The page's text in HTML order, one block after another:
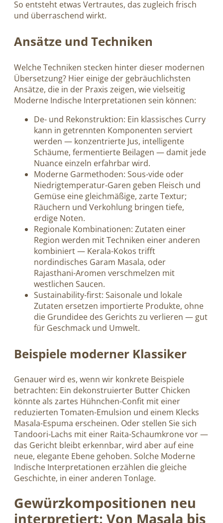
So entsteht etwas Vertrautes, das zugleich frisch
und überraschend wirkt.
Ansätze und Techniken
Welche Techniken stecken hinter dieser modernen
Übersetzung? Hier einige der gebräuchlichsten
Ansätze, die in der Praxis zeigen, wie vielseitig
Moderne Indische Interpretationen sein können:
De- und Rekonstruktion: Ein klassisches Curry
kann in getrennten Komponenten serviert
werden — konzentrierte Jus, intelligente
Schäume, fermentierte Beilagen — damit jede
Nuance einzeln erfahrbar wird.
Moderne Garmethoden: Sous-vide oder
Niedrigtemperatur-Garen geben Fleisch und
Gemüse eine gleichmäßige, zarte Textur;
Räuchern und Verkohlung bringen tiefe,
erdige Noten.
Regionale Kombinationen: Zutaten einer
Region werden mit Techniken einer anderen
kombiniert — Kerala-Kokos trifft
nordindisches Garam Masala, oder
Rajasthani-Aromen verschmelzen mit
westlichen Saucen.
Sustainability-first: Saisonale und lokale
Zutaten ersetzen importierte Produkte, ohne
die Grundidee des Gerichts zu verlieren — gut
für Geschmack und Umwelt.
Beispiele moderner Klassiker
Genauer wird es, wenn wir konkrete Beispiele
betrachten: Ein dekonstruierter Butter Chicken
könnte als zartes Hühnchen-Confit mit einer
reduzierten Tomaten-Emulsion und einem Klecks
Masala-Espuma erscheinen. Oder stellen Sie sich
Tandoori-Lachs mit einer Raita-Schaumkrone vor —
das Gericht bleibt erkennbar, wird aber auf eine
neue, elegante Ebene gehoben. Solche Moderne
Indische Interpretationen erzählen die gleiche
Geschichte, in einer anderen Tonlage.
Gewürzkompositionen neu
interpretiert: Von Masala bis